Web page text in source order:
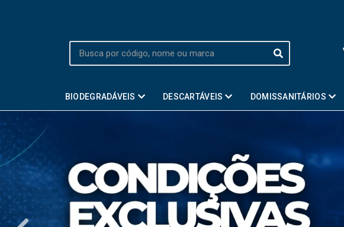
BIODEGRADÁVEIS DESCARTÁVEIS DOMISSANITÁRIOS